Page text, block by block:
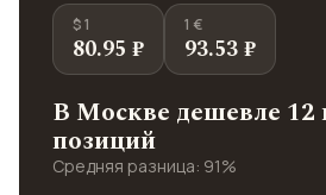
$ 1
80.95 ₽
1 €
93.53 ₽
В Москве дешевле 12
позиций
Средняя разница: 91%